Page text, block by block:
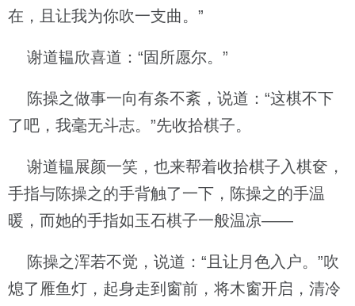
在，且让我为你吹一支曲。”
谢道韫欣喜道：“固所愿尔。”
陈操之做事一向有条不紊，说道：“这棋不下
了吧，我毫无斗志。”先收拾棋子。
谢道韫展颜一笑，也来帮着收拾棋子入棋奁，
手指与陈操之的手背触了一下，陈操之的手温
暖，而她的手指如玉石棋子一般温凉——
陈操之浑若不觉，说道：“且让月色入户。”吹
熄了雁鱼灯，起身走到窗前，将木窗开启，清冷